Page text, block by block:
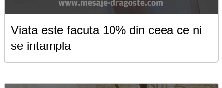
Viata este facuta 10% din ceea ce ni
se intampla